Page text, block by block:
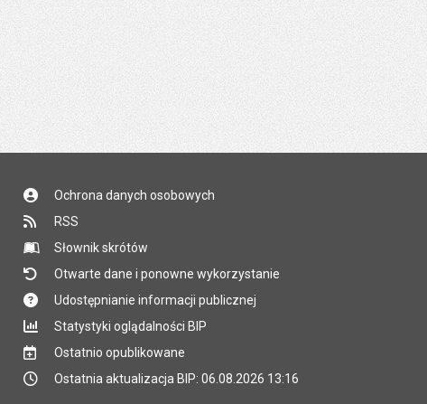
Ochrona danych osobowych
RSS
Słownik skrótów
Otwarte dane i ponowne wykorzystanie
Udostępnianie informacji publicznej
Statystyki oglądalności BIP
Ostatnio opublikowane
Ostatnia aktualizacja BIP: 06.08.2026 13:16